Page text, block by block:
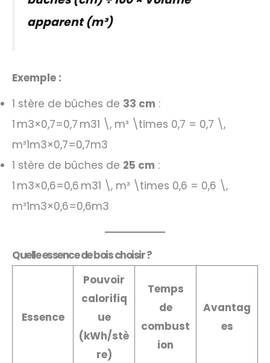
apparent (m³)
Exemple :
1 stère de bûches de 33 cm :
1 m3×0,7=0,7 m31 \, m³ \times 0,7 = 0,7 \,
m³1m3×0,7=0,7m3
1 stère de bûches de 25 cm :
1 m3×0,6=0,6 m31 \, m³ \times 0,6 = 0,6 \,
m³1m3×0,6=0,6m3
Quelle essence de bois choisir ?
Essence
Pouvoir
calorifiq
ue
(kWh/stè
re)
Temps
de
combust
ion
Avantag
es